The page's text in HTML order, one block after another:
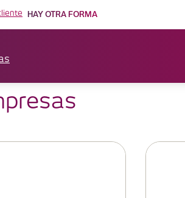
HAY OTRA FORMA